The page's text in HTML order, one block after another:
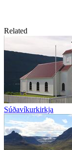
Related
Súðavíkurkirkja